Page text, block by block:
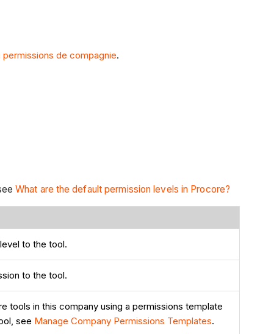
de compagnie.
What are the default permission levels in Procore?
to the tool.
to the tool.
tools in this company using a permissions template
see Manage Company Permissions Templates.